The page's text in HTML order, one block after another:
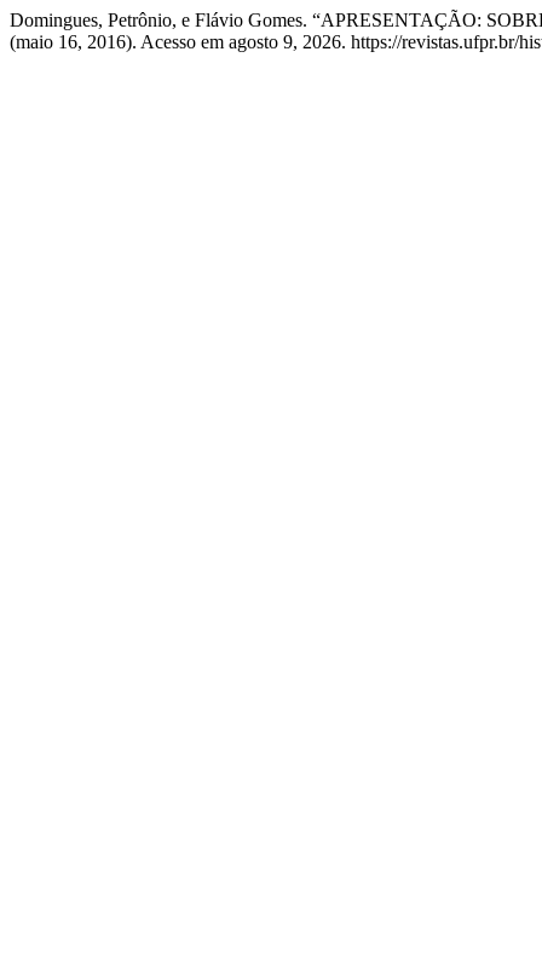
Domingues, Petrônio, e Flávio Gomes. “APRESENTAÇÃO:
(maio 16, 2016). Acesso em agosto 9, 2026. https://revistas.ufpr.br/